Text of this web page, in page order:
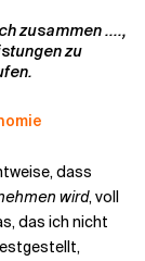
zusammen ....,
zu
dass
wird, voll
das ich nicht